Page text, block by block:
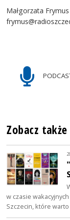
Małgorzata Frymus
Zobacz także
w czasie
Szczecin, które